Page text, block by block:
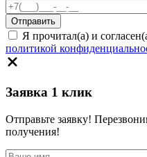
Я прочитал(а) и
политикой
Заявка 1 клик
Отправьте заявку!
получения!